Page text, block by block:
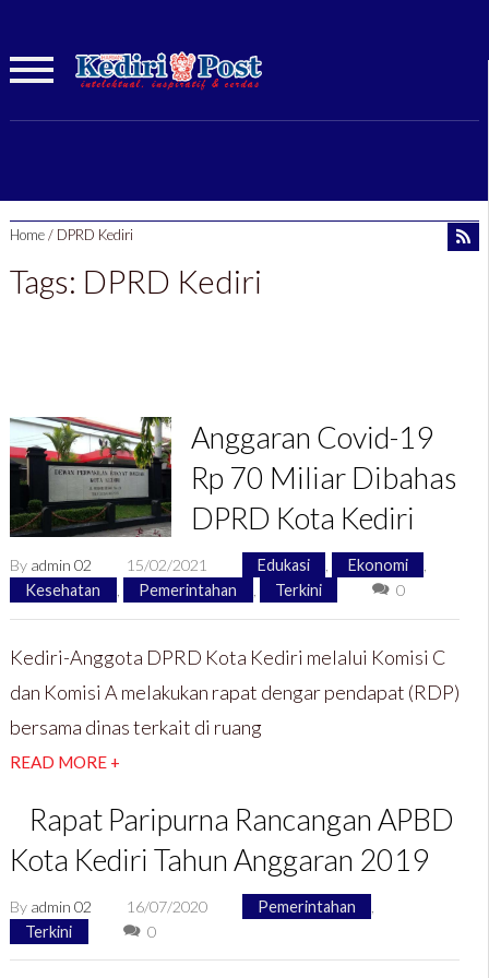
Home/ DPRD Kediri
Tags: DPRD Kediri
Anggaran Covid-19
Rp 70 Miliar Dibahas
DPRD Kota Kediri
By admin 02 15/02/2021 Edukasi Ekonomi
Kesehatan
Pemerintahan Terkini 0
Kediri-Anggota DPRD Kota Kediri melalui Komisi C
dan Komisi A melakukan rapat dengar pendapat (RDP)
bersama dinas terkait di ruang
READ MORE +
Rapat Paripurna Rancangan APBD
Kota Kediri Tahun Anggaran 2019
By admin 02 16/07/2020 Pemerintahan
Terkini
0